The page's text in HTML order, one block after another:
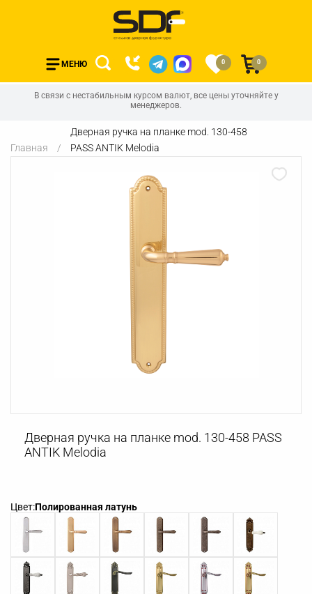
МЕНЮ 0 0
В связи с нестабильным курсом валют, все цены уточняйте у
менеджеров.
Главная
Дверная ручка на планке mod. 130-458
PASS ANTIK Melodia
Дверная ручка на планке mod. 130-458 PASS
ANTIK Melodia
Цвет:Полированная латунь